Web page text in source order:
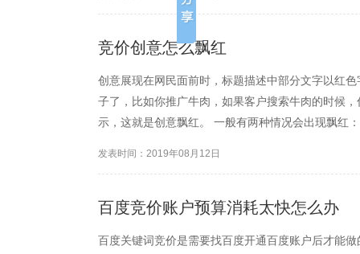
竞价创意怎么飘红
创意展现在网民面前时，标题描述中部分文字以红
子了，比如你推广牛肉，如果客户搜索牛肉的时候
示，这就是创意飘红。 一般有两种情况会出现飘红：
发表时间：2019年08月12日
百度竞价账户预算消耗太快怎么办
百度关键词竞价是需要找百度开通百度账户后才能